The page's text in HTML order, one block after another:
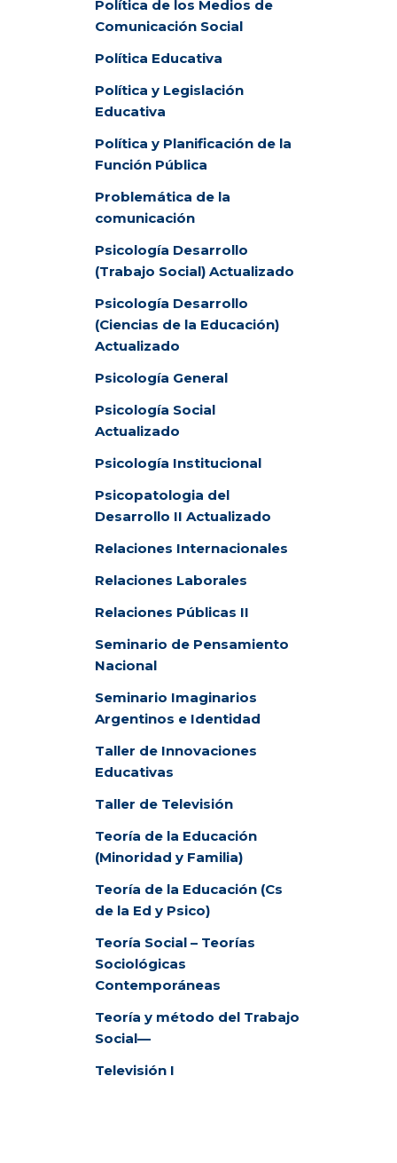
Política de los Medios de
Comunicación Social
Política Educativa
Política y Legislación
Educativa
Política y Planificación de la
Función Pública
Problemática de la
comunicación
Psicología Desarrollo
(Trabajo Social) Actualizado
Psicología Desarrollo
(Ciencias de la Educación)
Actualizado
Psicología General
Psicología Social
Actualizado
Psicología Institucional
Psicopatologia del
Desarrollo II Actualizado
Relaciones Internacionales
Relaciones Laborales
Relaciones Públicas II
Seminario de Pensamiento
Nacional
Seminario Imaginarios
Argentinos e Identidad
Taller de Innovaciones
Educativas
Taller de Televisión
Teoría de la Educación
(Minoridad y Familia)
Teoría de la Educación (Cs
de la Ed y Psico)
Teoría Social – Teorías
Sociológicas
Contemporáneas
Teoría y método del Trabajo
Social—
Televisión I